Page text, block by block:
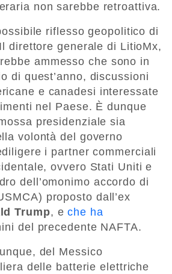
non sarebbe retroattiva.
riflesso geopolitico di
direttore generale di LitioMx,
ammesso che sono in
di quest’anno, discussioni
e canadesi interessate
nel Paese. È dunque
presidenziale sia
volontà del governo
i partner commerciali
ovvero Stati Uniti e
dell’omonimo accordo di
proposto dall’ex
Trump, eche ha
del precedente NAFTA.
del Messico
delle batterie elettriche